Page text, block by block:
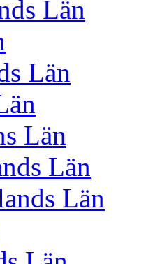
Län
Län
Län
Län
Län